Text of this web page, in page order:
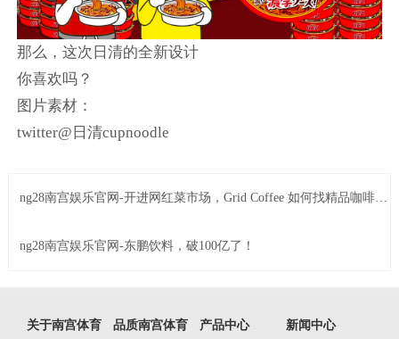
那么，这次日清的全新设计
你喜欢吗？
图片素材：
twitter@日清cupnoodle
ng28南宫娱乐官网-开进网红菜市场，Grid Coffee 如何找精品咖啡增
ng28南宫娱乐官网-东鹏饮料，破100亿了！
关于南宫体育 品质南宫体育 产品中心 新闻中心